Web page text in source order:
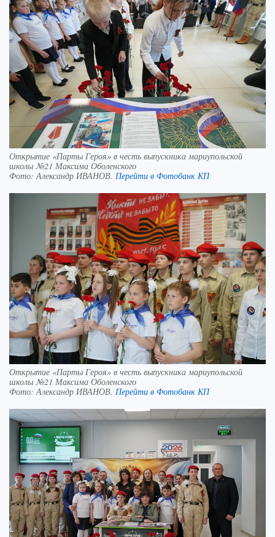
Открытие «Парты Героя» в честь выпускника мариупольской
школы №21 Максима Оболенского
Фото:Александр ИВАНОВ. Перейти в Фотобанк КП
Открытие «Парты Героя» в честь выпускника мариупольской
школы №21 Максима Оболенского
Фото: Александр ИВАНОВ. Перейти в Фотобанк КП